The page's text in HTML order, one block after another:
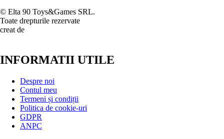
© Elta 90 Toys&Games SRL.
Toate drepturile rezervate
creat de
INFORMATII UTILE
Despre noi
Contul meu
Termeni și condiții
Politica de cookie-uri
GDPR
ANPC